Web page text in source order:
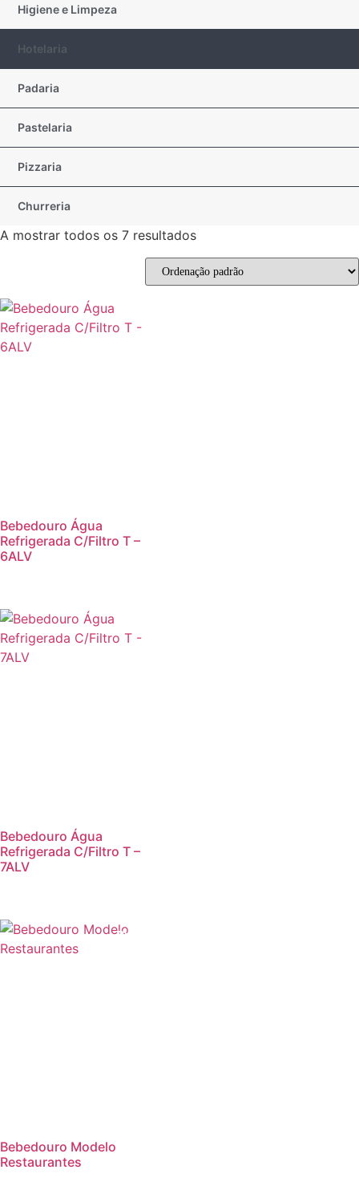
Higiene e Limpeza
Hotelaria
Padaria
Pastelaria
Pizzaria
Churreria
A mostrar todos os 7 resultados
Bebedouro Água
Refrigerada C/Filtro T –
6ALV
Bebedouro Água
Refrigerada C/Filtro T –
7ALV
Promoção!
Bebedouro Modelo
Restaurantes